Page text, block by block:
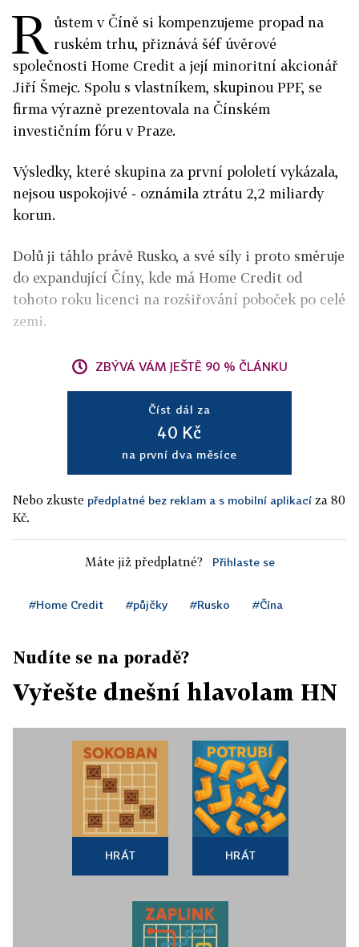
R ůstem v Číně si kompenzujeme propad na
ruském trhu, přiznává šéf úvěrové
společnosti Home Credit a její minoritní akcionář
Jiří Šmejc. Spolu s vlastníkem, skupinou PPF, se
firma výrazně prezentovala na Čínském
investičním fóru v Praze.
Výsledky, které skupina za první pololetí vykázala,
nejsou uspokojivé - oznámila ztrátu 2,2 miliardy
korun.
Dolů ji táhlo právě Rusko, a své síly i proto směruje
do expandující Číny, kde má Home Credit od
tohoto roku licenci na rozšiřování poboček po celé
zemi.
ZBÝVÁ VÁM JEŠTĚ 90 % ČLÁNKU
Číst dál za
40 Kč
na první dva měsíce
Nebo zkuste předplatné bez reklam a s mobilní aplikací za 80
Kč.
Máte již předplatné? Přihlaste se
#Home Credit #půjčky #Rusko #Čína
Nudíte se na poradě?
Vyřešte dnešní hlavolam HN
HRÁT HRÁT